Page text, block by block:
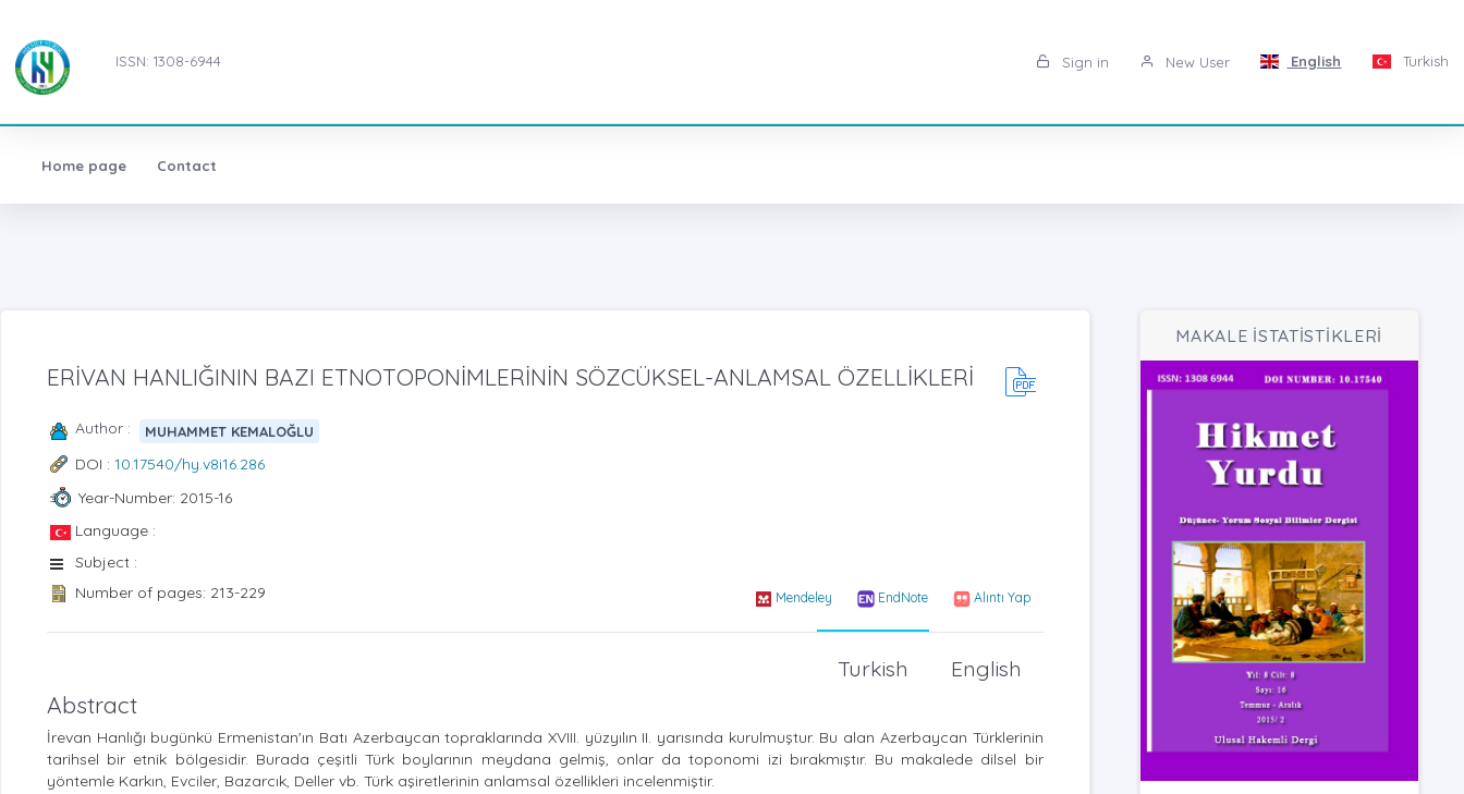
ISSN: 1308-6944 Sign in New User English Turkish
Home page Contact
ERİVAN HANLIĞININ BAZI ETNOTOPONİMLERİNİN SÖZCÜKSEL-ANLAMSAL ÖZELLİKLERİ
Author : MUHAMMET KEMALOĞLU
DOI : 10.17540/hy.v8i16.286
Year-Number: 2015-16
Language :
Subject :
Number of pages: 213-229
Mendeley EndNote Alıntı Yap
English
Turkish
Abstract
İrevan Hanlığı bugünkü Ermenistan'ın Batı Azerbaycan topraklarında XVIII. yüzyılın II. yarısında kurulmuştur. Bu alan Azerbaycan Türklerinin
tarihsel bir etnik bölgesidir. Burada çeşitli Türk boylarının meydana gelmiş, onlar da toponomi izi bırakmıştır. Bu makalede dilsel bir
yöntemle Karkın, Evciler, Bazarcık, Deller vb. Türk aşiretlerinin anlamsal özellikleri incelenmiştir.
MAKALE İSTATİSTİKLERİ